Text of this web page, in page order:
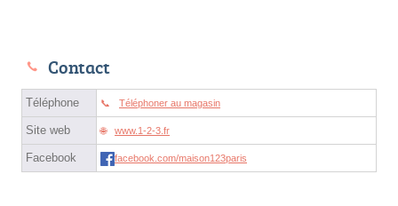
Contact
Téléphone Téléphoner au magasin
Site web www.1-2-3.fr
Facebook facebook.com/maison123paris